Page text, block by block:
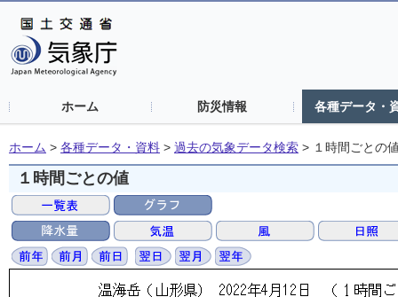
ホーム 防災情報 各種データ・
ホーム > 各種データ・資料 > 過去の気象データ検索 > １時間ごとの
１時間ごとの値